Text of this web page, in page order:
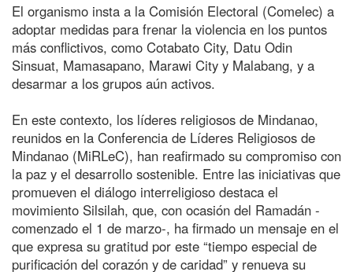
El organismo insta a la Comisión Electoral (Comelec) a
adoptar medidas para frenar la violencia en los puntos
más conflictivos, como Cotabato City, Datu Odin
Sinsuat, Mamasapano, Marawi City y Malabang, y a
desarmar a los grupos aún activos.
En este contexto, los líderes religiosos de Mindanao,
reunidos en la Conferencia de Líderes Religiosos de
Mindanao (MiRLeC), han reafirmado su compromiso con
la paz y el desarrollo sostenible. Entre las iniciativas que
promueven el diálogo interreligioso destaca el
movimiento Silsilah, que, con ocasión del Ramadán -
comenzado el 1 de marzo-, ha firmado un mensaje en el
que expresa su gratitud por este “tiempo especial de
purificación del corazón y de caridad” y renueva su